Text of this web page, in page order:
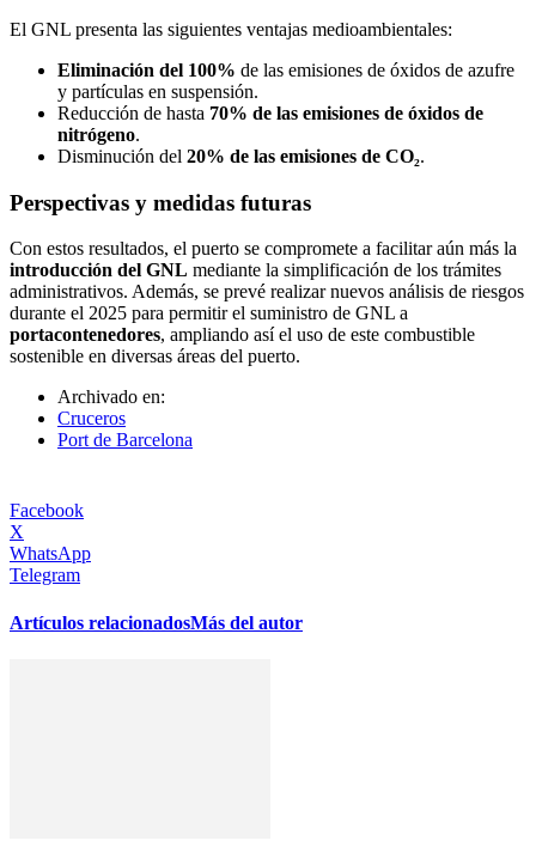
El GNL presenta las siguientes ventajas medioambientales:
Eliminación del 100% de las emisiones de óxidos de azufre
y partículas en suspensión.
Reducción de hasta 70% de las emisiones de óxidos de
nitrógeno.
Disminución del 20% de las emisiones de CO₂.
Perspectivas y medidas futuras
Con estos resultados, el puerto se compromete a facilitar aún más la
introducción del GNL mediante la simplificación de los trámites
administrativos. Además, se prevé realizar nuevos análisis de riesgos
durante el 2025 para permitir el suministro de GNL a
portacontenedores, ampliando así el uso de este combustible
sostenible en diversas áreas del puerto.
Archivado en:
Cruceros
Port de Barcelona
Facebook
X
WhatsApp
Telegram
Artículos relacionadosMás del autor